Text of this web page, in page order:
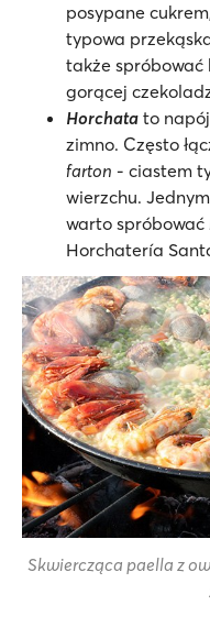
posypane
typowa
także spróbować
gorącej
Horchata to
zimno. Często
farton - ciastem
wierzchu.
warto spróbować
Horchatería
Skwiercząca paella z